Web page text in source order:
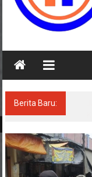
Mitra
Terpercaya
Berita Baru: